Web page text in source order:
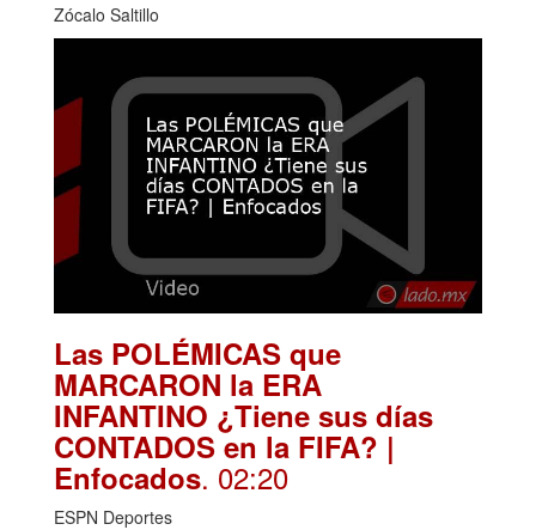
Zócalo Saltillo
Las POLÉMICAS que
MARCARON la ERA
INFANTINO ¿Tiene sus días
CONTADOS en la FIFA? |
Enfocados. 02:20
ESPN Deportes